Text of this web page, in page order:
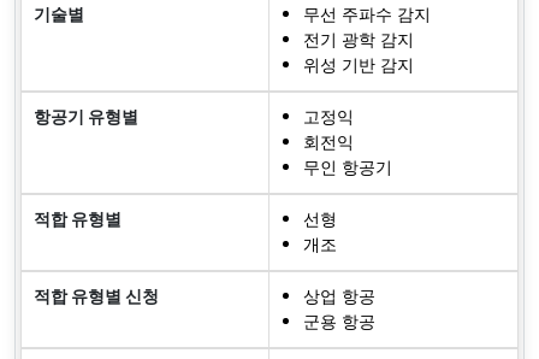
기술별
무선 주파수 감지
전기 광학 감지
위성 기반 감지
항공기 유형별
고정익
회전익
무인 항공기
적합 유형별
선형
개조
적합 유형별 신청
상업 항공
군용 항공